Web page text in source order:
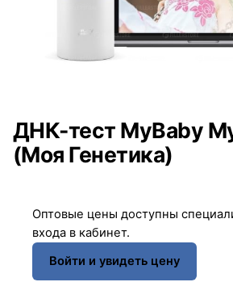
ДНК-тест MyBaby
(Моя Генетика)
Оптовые цены доступны
входа в кабинет.
Войти и увидеть цену